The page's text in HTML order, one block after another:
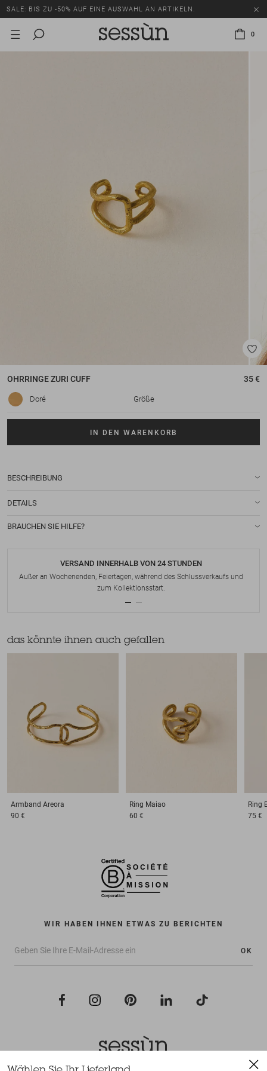
SALE: BIS ZU -50% AUF EINE AUSWAHL AN ARTIKELN.
0
OHRRINGEZURI CUFF 35 €
Doré Größe
IN DEN WARENKORB
BESCHREIBUNG
DETAILS
BRAUCHEN SIE HILFE?
VERSAND INNERHALB VON 24 STUNDEN
Außer an Wochenenden, Feiertagen, während des Schlussverkaufs und
zum Kollektionsstart.
das könnte ihnen auch gefallen
Armband Areora
90 €
Ring Maiao
60 €
Ring
75 €
WIR HABEN IHNEN ETWAS ZU BERICHTEN
OK